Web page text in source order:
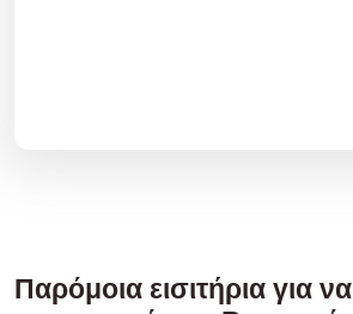
Παρόμοια εισιτήρια για να